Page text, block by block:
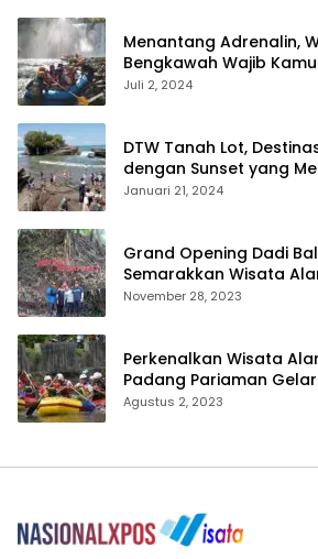
Menantang Adrenalin,
Bengkawah Wajib
Juli 2, 2024
DTW Tanah Lot,
dengan Sunset yang
Januari 21, 2024
Grand Opening Dadi
Semarakkan Wisata
Payangan
November 28, 2023
Perkenalkan Wisata
Padang Pariaman
Jeram Tingkat SMA
Agustus 2, 2023